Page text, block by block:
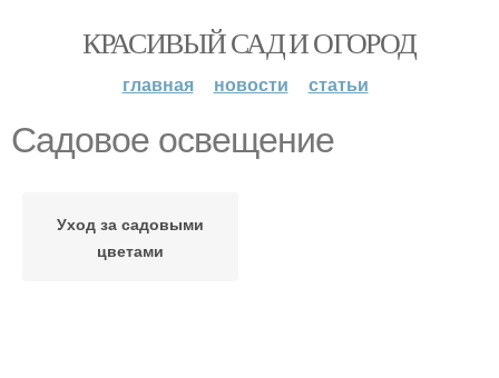
КРАСИВЫЙ САД И ОГОРОД
главная новости статьи
Садовое освещение
Уход за садовыми
цветами